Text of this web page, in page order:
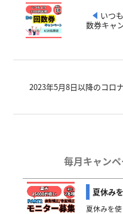
いつ
数券キャ
2023年5月8日以降のコロ
毎月キャン
夏休み
夏休みを